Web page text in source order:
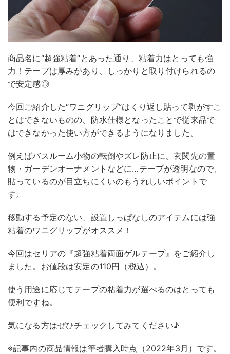
商品名に“超強粘着”とあった通り、粘着力はとっても強
力！テープは厚みがあり、しっかりと取り付けられるの
で安定感◎
今回ご紹介した“ワニグリップ”はくり返し貼って剥がすこ
とはできないものの、防水仕様となったことで従来品で
はできなかった使い方ができるようになりました。
例えばバスルーム小物の転倒やズレ防止に、玄関先の置
物・ガーデンオーナメントなどに…テープが透明なので、
貼っているのが目立ちにくいのもうれしいポイントで
す。
移動する予定のない、設置しっぱなしのアイテムには強
粘着のワニグリップがオススメ！
今回はセリアの『超強粘着両面ゲルテープ』をご紹介し
ました。お値段は安定の110円（税込）。
使う用途に応じてテープの粘着力が選べるのはとっても
便利ですね。
気になる方はぜひチェックしてみてください♪
※記事内の商品情報は筆者購入時点（2022年3月）です。